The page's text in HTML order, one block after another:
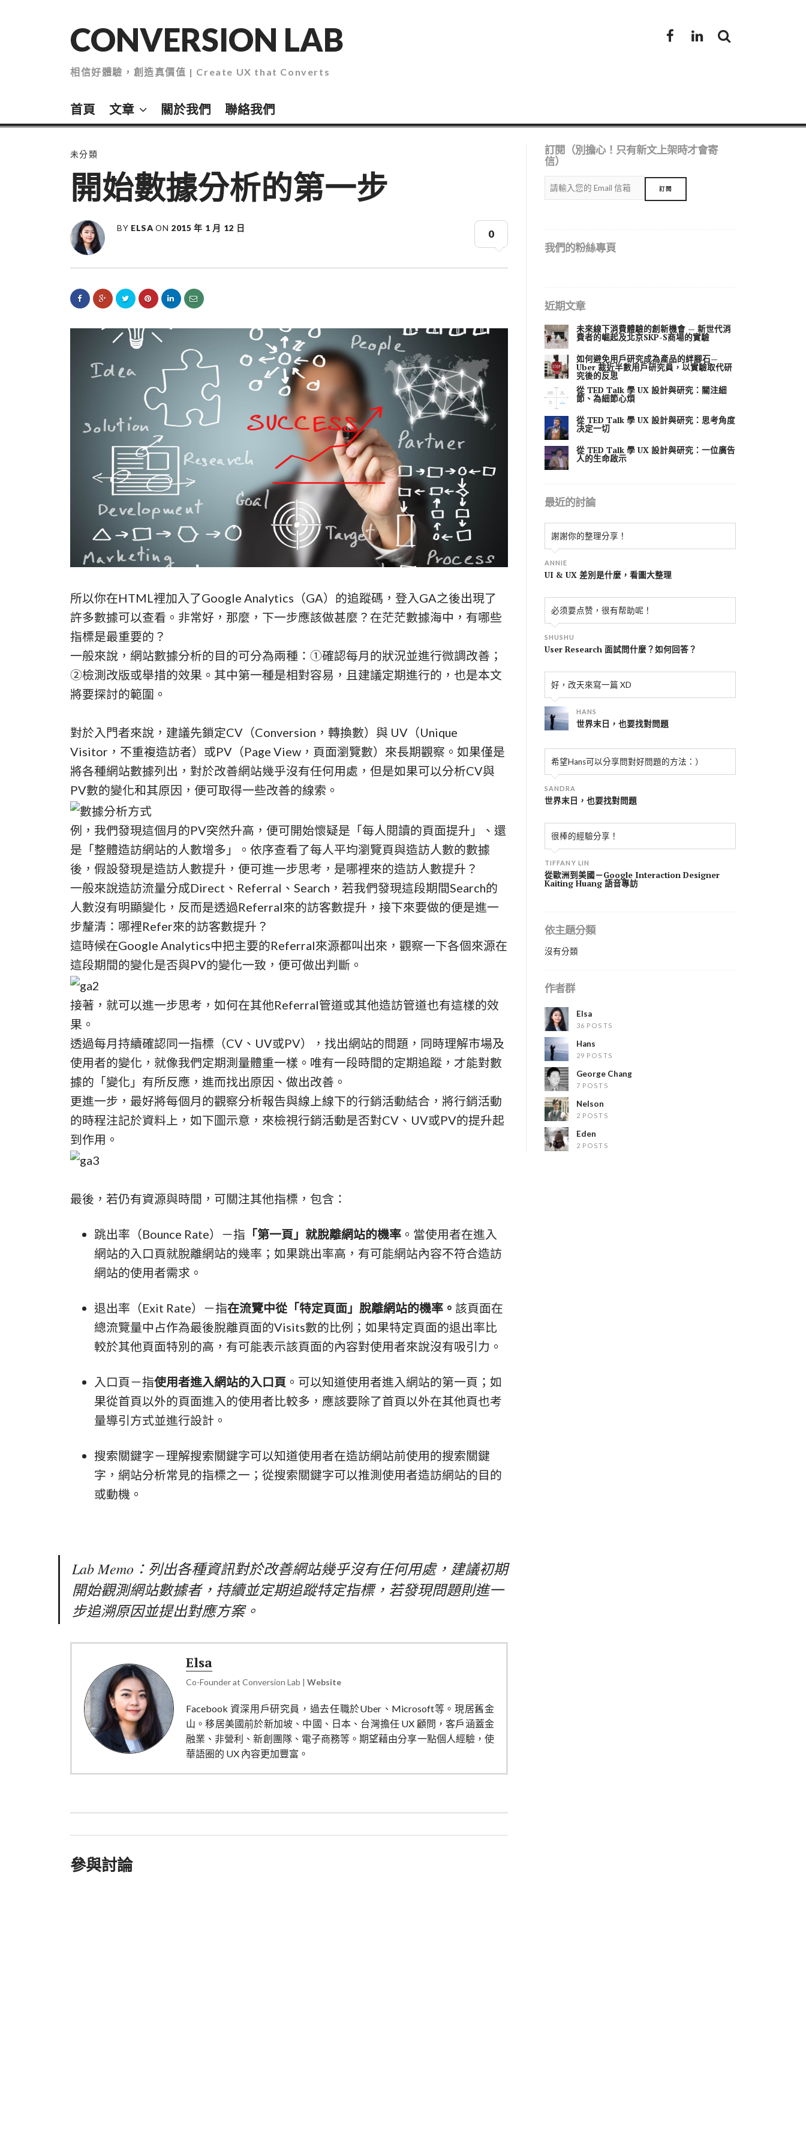
CONVERSION LAB
相信好體驗，創造真價值 | Create UX that Converts
FacebookLinkedIn
首頁 文章 關於我們 聯絡我們
未分類
開始數據分析的第一步
BY ELSA ON 2015 年 1 月 12 日
0
所以你在HTML裡加入了Google Analytics（GA）的追蹤碼，登入GA之後出現了
許多數據可以查看。非常好，那麼，下一步應該做甚麼？在茫茫數據海中，有哪些
指標是最重要的？
一般來說，網站數據分析的目的可分為兩種：①確認每月的狀況並進行微調改善；
②檢測改版或舉措的效果。其中第一種是相對容易，且建議定期進行的，也是本文
將要探討的範圍。
對於入門者來說，建議先鎖定CV（Conversion，轉換數）與 UV（Unique
Visitor，不重複造訪者）或PV（Page View，頁面瀏覽數）來長期觀察。如果僅是
將各種網站數據列出，對於改善網站幾乎沒有任何用處，但是如果可以分析CV與
PV數的變化和其原因，便可取得一些改善的線索。
例，我們發現這個月的PV突然升高，便可開始懷疑是「每人閱讀的頁面提升」、還
是「整體造訪網站的人數增多」。依序查看了每人平均瀏覽頁與造訪人數的數據
後，假設發現是造訪人數提升，便可進一步思考，是哪裡來的造訪人數提升？
一般來說造訪流量分成Direct、Referral、Search，若我們發現這段期間Search的
人數沒有明顯變化，反而是透過Referral來的訪客數提升，接下來要做的便是進一
步釐清：哪裡Refer來的訪客數提升？
這時候在Google Analytics中把主要的Referral來源都叫出來，觀察一下各個來源在
這段期間的變化是否與PV的變化一致，便可做出判斷。
接著，就可以進一步思考，如何在其他Referral管道或其他造訪管道也有這樣的效
果。
透過每月持續確認同一指標（CV、UV或PV），找出網站的問題，同時理解市場及
使用者的變化，就像我們定期測量體重一樣。唯有一段時間的定期追蹤，才能對數
據的「變化」有所反應，進而找出原因、做出改善。
更進一步，最好將每個月的觀察分析報告與線上線下的行銷活動結合，將行銷活動
的時程注記於資料上，如下圖示意，來檢視行銷活動是否對CV、UV或PV的提升起
到作用。
最後，若仍有資源與時間，可關注其他指標，包含：
跳出率（Bounce Rate）－指 「第一頁」就脫離網站的機率 。當使用者在進入
網站的入口頁就脫離網站的幾率；如果跳出率高，有可能網站內容不符合造訪
網站的使用者需求。
退出率（Exit Rate）－指在流覽中從「特定頁面」脫離網站的機率。 該頁面在
總流覽量中占作為最後脫離頁面的Visits數的比例；如果特定頁面的退出率比
較於其他頁面特別的高，有可能表示該頁面的內容對使用者來說沒有吸引力。
入口頁－指使用者進入網站的入口頁 。可以知道使用者進入網站的第一頁；如
果從首頁以外的頁面進入的使用者比較多，應該要除了首頁以外在其他頁也考
量導引方式並進行設計。
搜索關鍵字－理解搜索關鍵字可以知道使用者在造訪網站前使用的搜索關鍵
字，網站分析常見的指標之一；從搜索關鍵字可以推測使用者造訪網站的目的
或動機。
Lab Memo：列出各種資訊對於改善網站幾乎沒有任何用處，建議初期
開始觀測網站數據者，持續並定期追蹤特定指標，若發現問題則進一
步追溯原因並提出對應方案。
Elsa
Co-Founderat Conversion Lab | Website
Facebook 資深用戶研究員，過去任職於Uber、Microsoft等。現居舊金
山。移居美國前於新加坡、中國、日本、台灣擔任 UX 顧問，客戶涵蓋金
融業、非營利、新創團隊、電子商務等。期望藉由分享一點個人經驗，使
華語圈的 UX 內容更加豐富。
參與討論
訂閱（別擔心！只有新文上架時才會寄
信）
我們的粉絲專頁
近期文章
未來線下消費體驗的創新機會 — 新世代消
費者的崛起及北京SKP-S商場的實驗
如何避免用戶研究成為產品的絆腳石—
Uber 裁近半數用戶研究員，以實驗取代研
究後的反思
從 TED Talk 學 UX 設計與研究：關注細
節、為細節心煩
從 TED Talk 學 UX 設計與研究：思考角度
决定一切
從 TED Talk 學 UX 設計與研究：一位廣告
人的生命啟示
最近的討論
謝謝你的整理分享！
ANNIE
UI & UX 差別是什麼，看圖大整理
必须要点赞，很有帮助呢！
SHUSHU
User Research 面試問什麼？如何回答？
好，改天來寫一篇 XD
HANS
世界末日，也要找對問題
希望Hans可以分享問對好問題的方法：）
SANDRA
世界末日，也要找對問題
很棒的經驗分享！
TIFFANY LIN
從歐洲到美國－Google Interaction Designer
Kaiting Huang 語音專訪
依主題分類
沒有分類
作者群
Elsa
36 POSTS
Hans
29 POSTS
George Chang
7 POSTS
Nelson
2 POSTS
Eden
2 POSTS